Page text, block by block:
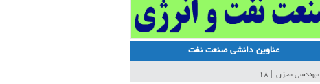
عناوین دانشی صنعت نفت
مهندسی مخزن